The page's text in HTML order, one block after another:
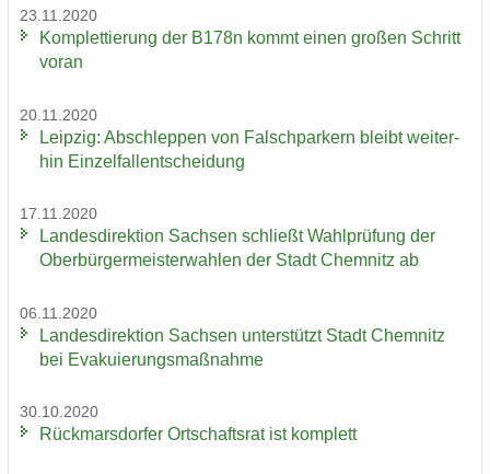
23.11.2020
Kom­plet­tie­rung der B178n kommt einen gro­ßen Schritt
voran
20.11.2020
Leip­zig: Ab­schlep­pen von Falsch­par­kern bleibt wei­ter­
hin Ein­zel­fall­ent­schei­dung
17.11.2020
Lan­des­di­rek­ti­on Sach­sen schließt Wahl­prü­fung der
Ober­bür­ger­meis­ter­wah­len der Stadt Chem­nitz ab
06.11.2020
Lan­des­di­rek­ti­on Sach­sen un­ter­stützt Stadt Chem­nitz
bei Eva­ku­ie­rungs­maß­nah­me
30.10.2020
Rück­mars­dor­fer Ort­schafts­rat ist kom­plett